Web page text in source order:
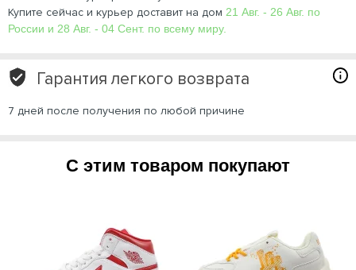
Купите сейчас и курьер доставит на дом 21 Авг. - 26 Авг. по
России и 28 Авг. - 04 Сент. по всему миру.
Гарантия легкого возврата
7 дней после получения по любой причине
С этим товаром покупают